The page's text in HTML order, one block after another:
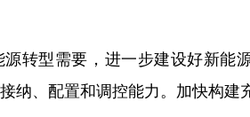
型需要，进一步建设好新能
纳、配置和调控能力。加快构建